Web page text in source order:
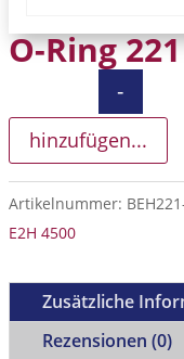
O-Ring
-
hinzufügen...
Artikelnummer:
E2H 4500
Zusätzliche
Rezensionen (0)